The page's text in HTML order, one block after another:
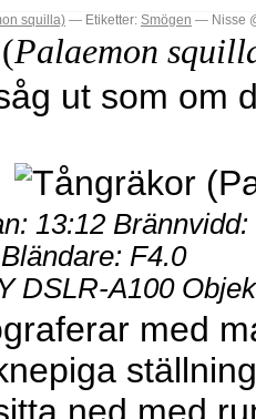
squilla) — Etiketter: Smögen — Nisse
(Palaemon
ut som om
13:12
F4.0
DSLR-A100
med